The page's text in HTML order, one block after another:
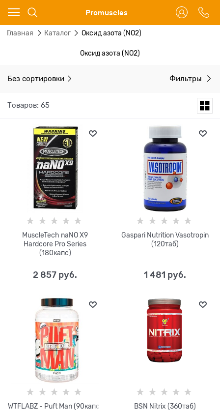
Promuscles
Главная Каталог Оксид азота (NO2)
Оксид азота (NO2)
Без сортировки Фильтры
Товаров: 65
MuscleTech naNO X9
Hardcore Pro Series
(180капс)
2 857 руб.
Gaspari Nutrition Vasotropin
(120таб)
1 481 руб.
WTFLABZ - Puft Man (90капс) BSN Nitrix (360таб)
Ваш город - Москва,
угадали?
ДА НЕТ